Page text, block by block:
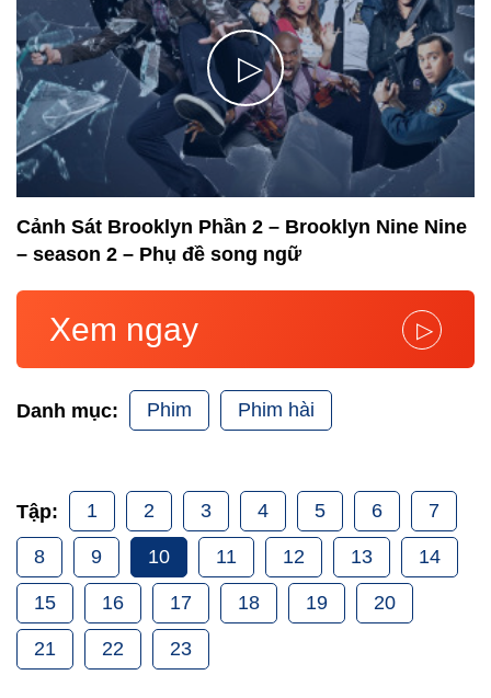
▷
Cảnh Sát Brooklyn Phần 2 – Brooklyn Nine Nine
– season 2 – Phụ đề song ngữ
Danh mục: Phim Phim hài
Xem ngay ▷
Tập: 1 2 3 4 5 6 7
8 9 10 11 12 13 14
15 16 17 18 19 20
21 22 23